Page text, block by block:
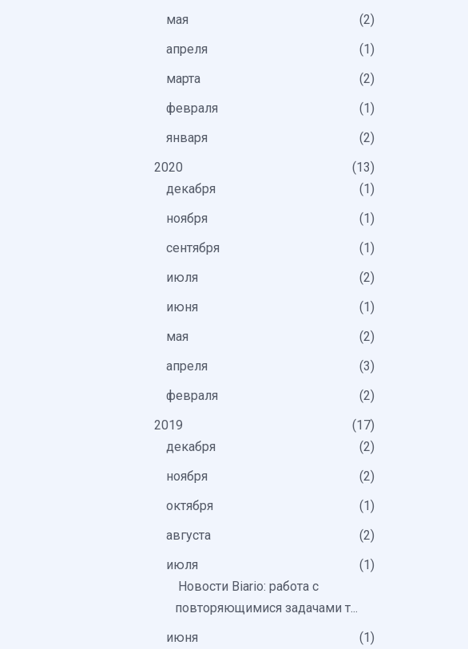
мая
2
апреля
1
марта
2
февраля
1
января
2
2020
13
декабря
1
ноября
1
сентября
1
июля
2
июня
1
мая
2
апреля
3
февраля
2
2019
17
декабря
2
ноября
2
октября
1
августа
2
июля
1
Новости Biario: работа с
повторяющимися задачами т...
июня
1